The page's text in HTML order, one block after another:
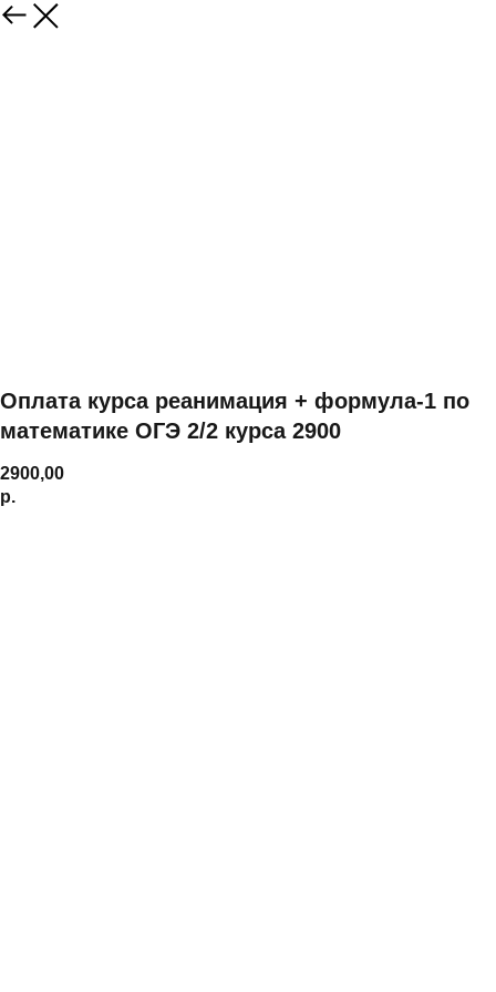
Оплата курса реанимация + формула-1 по
математике ОГЭ 2/2 курса 2900
2900,00
р.